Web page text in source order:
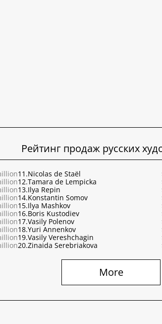
Рейтинг продаж русских
11.Nicolas de Staël
12.Tamara de Lempicka
13.Ilya Repin
14.Konstantin Somov
15.Ilya Mashkov
16.Boris Kustodiev
17.Vasily Polenov
18.Yuri Annenkov
19.Vasily Vereshchagin
20.Zinaida Serebriakova
More